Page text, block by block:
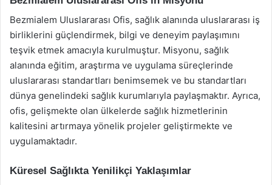
Bezmialem Uluslararası Ofis, sağlık alanında uluslararası iş
birliklerini güçlendirmek, bilgi ve deneyim paylaşımını
teşvik etmek amacıyla kurulmuştur. Misyonu, sağlık
alanında eğitim, araştırma ve uygulama süreçlerinde
uluslararası standartları benimsemek ve bu standartları
dünya genelindeki sağlık kurumlarıyla paylaşmaktır. Ayrıca,
ofis, gelişmekte olan ülkelerde sağlık hizmetlerinin
kalitesini artırmaya yönelik projeler geliştirmekte ve
uygulamaktadır.
Küresel Sağlıkta Yenilikçi Yaklaşımlar